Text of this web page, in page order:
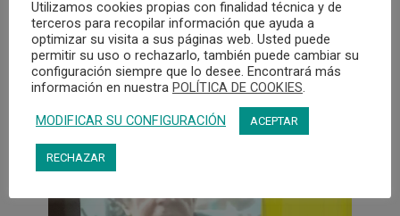
serie de actos creativos para intervenir en
las formas habituales de compartir
conocimiento.
Este enfoque experimental e
interdisciplinario yuxtapone
intencionalmente formas de pensar,
describir y hacer que rara vez se tocan,
pero que podrían hacerlo, a través de la
incertidumbre.
Utilizamos cookies propias con finalidad técnica y de
terceros para recopilar información que ayuda a
optimizar su visita a sus páginas web. Usted puede
permitir su uso o rechazarlo, también puede cambiar su
configuración siempre que lo desee. Encontrará más
información en nuestra POLÍTICA DE COOKIES
MODIFICAR SU CONFIGURACIÓN ACEPTAR
RECHAZAR